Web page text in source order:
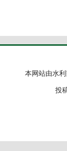
本网站由水
投